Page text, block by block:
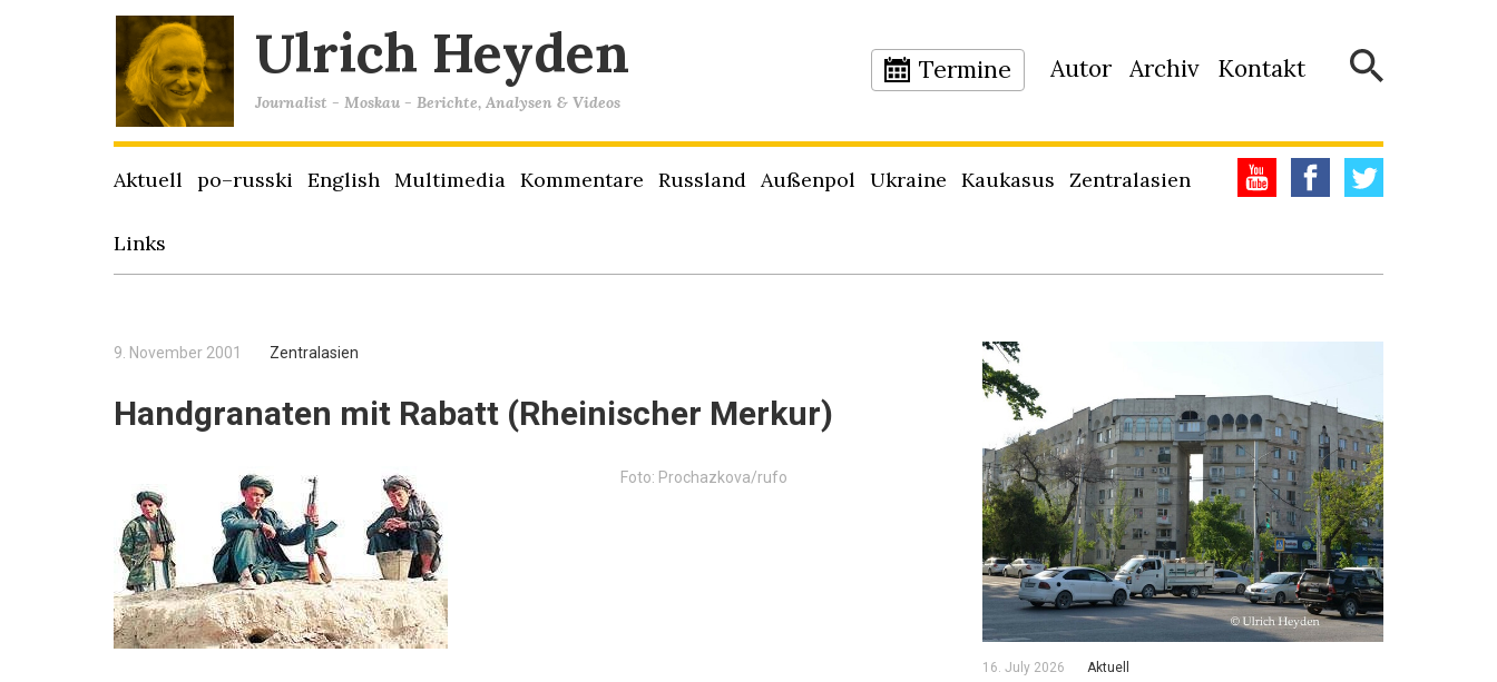
Ulrich Heyden
Journalist - Moskau - Berichte, Analysen & Videos
Termine Autor Archiv Kontakt
Aktuell po–russki English Multimedia Kommentare Russland Außenpol Ukraine Kaukasus Zentralasien
Links
9. November 2001 Zentralasien
Handgranaten mit Rabatt (Rheinischer Merkur)
Foto: Prochazkova/rufo
16. July 2026 Aktuell